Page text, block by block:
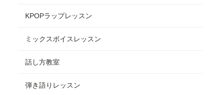
KPOPラップレッスン
ミックスボイスレッスン
話し方教室
弾き語りレッスン